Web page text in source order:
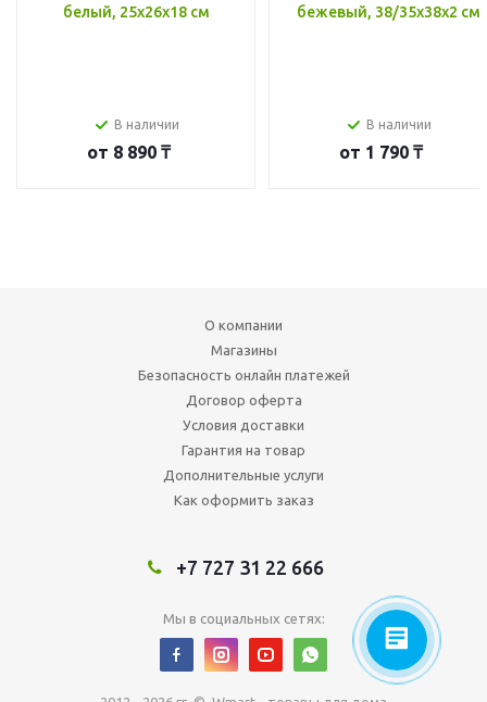
белый, 25x26x18 см
В наличии
от 8 890 ₸
бежевый, 38/35x38x2 см
В наличии
от 1 790 ₸
О компании
Магазины
Безопасность онлайн платежей
Договор оферта
Условия доставки
Гарантия на товар
Дополнительные услуги
Как оформить заказ
+7 727 31 22 666
Мы в социальных сетях: